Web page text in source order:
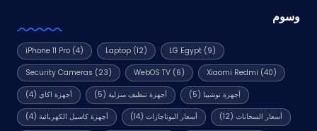
وسوم
iPhone 11 Pro (4) Laptop(12) LG Egypt(9)
Security Cameras (23) WebOS TV(6) Xiaomi Redmi (40)
أجهزة اكاي(4) أجهزة تنظيف منزلية (5) أجهزة توشيبا (5)
أجهزة كاسيل الكهربائية(4) أسعار البوتاجازات (14) أسعار السخانات (12)